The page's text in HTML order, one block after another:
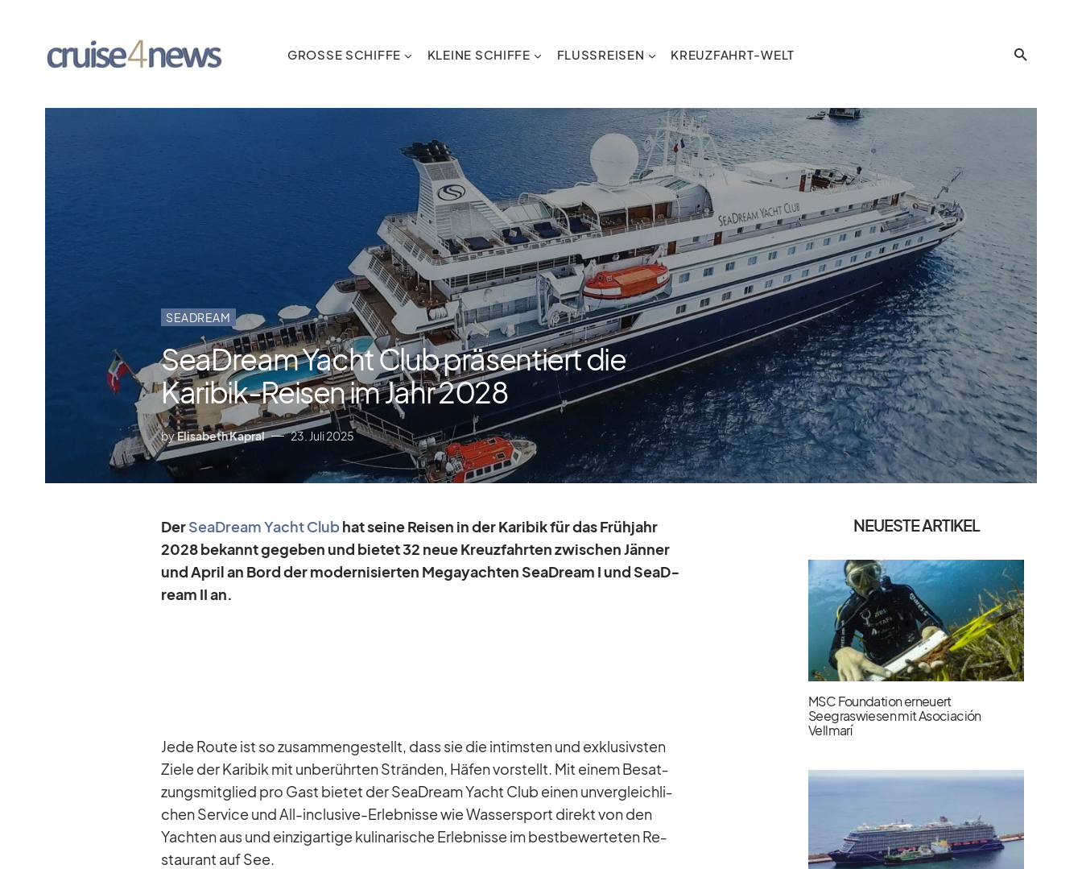
GROSSE SCHIFFE KLEINE SCHIFFE FLUSSREISEN KREUZFAHRT-WELT
SEADREAM
SeaDream Yacht Club präsentiert die
Karibik-Reisen im Jahr 2028
byElisabeth Kapral 23. Juli 2025
DerSeaD­ream Yacht Clubhat seine Rei­sen in der Ka­ri­bik für das Früh­jahr
2028 be­kannt ge­ge­ben und bie­tet 32 neue Kreuz­fahr­ten zwi­schen Jän­ner
und April an Bord der mo­der­ni­sier­ten Me­ga­yach­ten SeaD­ream I und SeaD­
ream II an.
Jede Route ist so zu­sam­men­ge­stellt, dass sie die in­tims­ten und ex­klu­sivs­ten
Ziele der Ka­ri­bik mit un­be­rühr­ten Strän­den, Hä­fen vor­stellt. Mit ei­nem Be­sat­
zungs­mit­glied pro Gast bie­tet der SeaD­ream Yacht Club ei­nen un­ver­gleich­li­
chen Ser­vice und All-in­clu­sive-Er­leb­nisse wie Was­ser­sport di­rekt von den
Yach­ten aus und ein­zig­ar­tige ku­li­na­ri­sche Er­leb­nisse im best­be­wer­te­ten Re­
stau­rant auf See.
NEUESTE ARTIKEL
MSC Foundation erneuert
Seegraswiesen mit Asociación
Vellmarí